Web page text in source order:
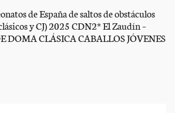
de España de saltos de obstáculos
y CJ) 2025 CDN2* El Zaudín –
DOMA CLÁSICA CABALLOS JÓVENES
JÓVENES Y GRAN PREMIO